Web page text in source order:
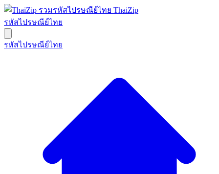
ThaiZip
รหัสไปรษณีย์ไทย
รหัสไปรษณีย์ไทย